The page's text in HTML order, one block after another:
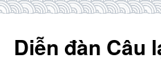
content
Diễn đàn Câu